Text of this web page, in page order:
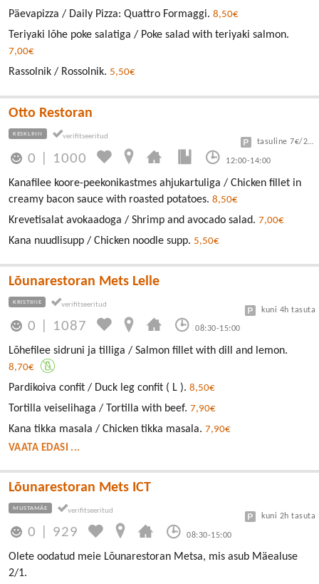
Päevapizza / Daily Pizza: Quattro Formaggi. 8,50€
Teriyaki lõhe poke salatiga / Poke salad with teriyaki salmon.
7,00€
Rassolnik / Rossolnik. 5,50€
Otto Restoran
KESKLINN
0 1000 12:00-14:00
tasuline 7€/24h
Kanafilee koore-peekonikastmes ahjukartuliga / Chicken fillet in
creamy bacon sauce with roasted potatoes. 8,50€
Krevetisalat avokaadoga / Shrimp and avocado salad. 7,00€
Kana nuudlisupp / Chicken noodle supp. 5,50€
Lõunarestoran Mets Lelle
KRISTIINE
0 1087 08:30-15:00
kuni 4h tasuta
Lõhefilee sidruni ja tilliga / Salmon fillet with dill and lemon.
8,70€
Pardikoiva confit / Duck leg confit ( L ). 8,50€
Tortilla veiselihaga / Tortilla with beef. 7,90€
Kana tikka masala / Chicken tikka masala. 7,90€
VAATA EDASI ...
Lõunarestoran Mets ICT
MUSTAMÄE
0 929 08:30-15:00
kuni 2h tasuta
Olete oodatud meie Lõunarestoran Metsa, mis asub Mäealuse
2/1.